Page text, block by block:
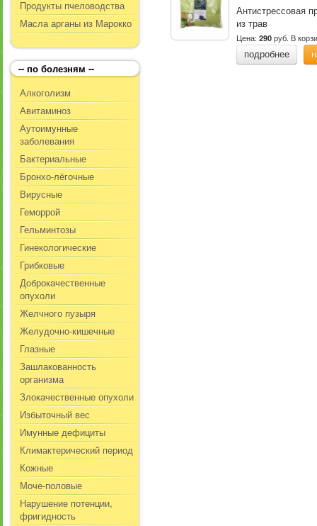
Продукты пчеловодства
Масла арганы из Марокко
-- по болезням --
Алкоголизм
Авитаминоз
Аутоимунные
заболевания
Бактериальные
Бронхо-лёгочные
Вирусные
Геморрой
Гельминтозы
Гинекологические
Грибковые
Доброкачественные
опухоли
Желчного пузыря
Желудочно-кишечные
Глазные
Зашлакованность
организма
Злокачественные опухоли
Избыточный вес
Имунные дефициты
Климактерический период
Кожные
Моче-половые
Нарушение потенции,
фригидность
Антистрессовая
из трав
Цена:290 руб. В
подробнее